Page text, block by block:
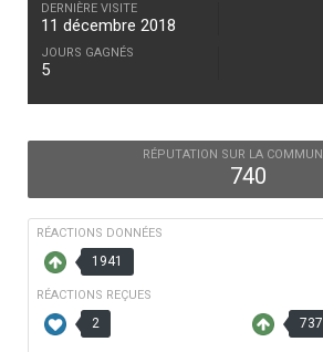
DERNIÈRE VISITE
11 décembre 2018
JOURS GAGNÉS
5
RÉPUTATION SUR LA
740
RÉACTIONS DONNÉES
1941
RÉACTIONS REÇUES
2 737